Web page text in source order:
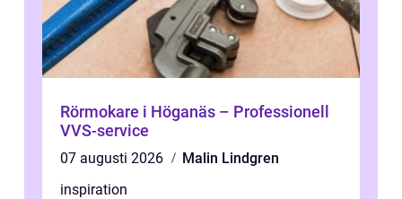
Rörmokare i Höganäs – Professionell
VVS-service
07 augusti 2026
Malin Lindgren
inspiration